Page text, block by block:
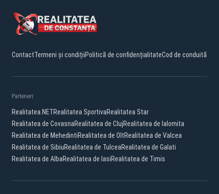
ContactTermeni și condițiiPolitică de confidențialitateCod de conduită
Parteneri:
Realitatea.NETRealitatea SportivaRealitatea Star
Realitatea de CovasnaRealitatea de ClujRealitatea de Ialomita
Realitatea de MehedintiRealitatea de OltRealitatea de Valcea
Realitatea de SibiuRealitatea de TulceaRealitatea de Galati
Realitatea de AlbaRealitatea de IasiRealitatea de Timis